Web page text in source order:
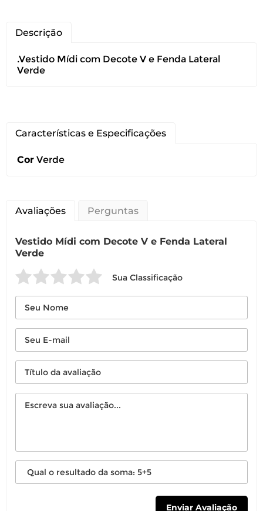
produto gratuitamente.
Você possui até 07 dias corridos, após o
É importante revisar as
Descrição
.Vestido Mídi com Decote V e Fenda Lateral
Verde
Características e Especificações
Cor Verde
Avaliações Perguntas
Vestido Mídi com Decote V e Fenda Lateral
Verde
Sua Classificação